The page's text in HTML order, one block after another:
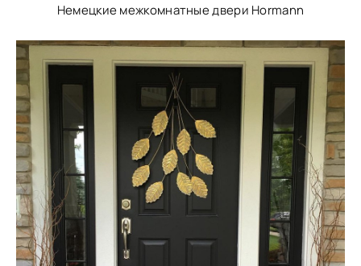
Немецкие межкомнатные двери Hormann